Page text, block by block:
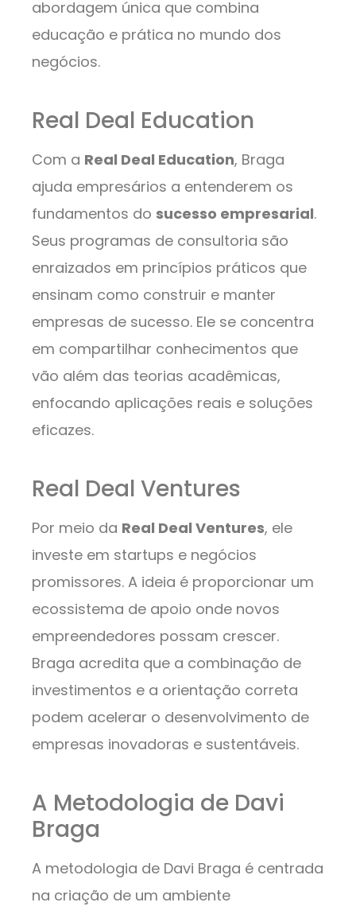
abordagem única que combina
educação e prática no mundo dos
negócios.
Real Deal Education
Com a Real Deal Education, Braga
ajuda empresários a entenderem os
fundamentos do sucesso empresarial.
Seus programas de consultoria são
enraizados em princípios práticos que
ensinam como construir e manter
empresas de sucesso. Ele se concentra
em compartilhar conhecimentos que
vão além das teorias acadêmicas,
enfocando aplicações reais e soluções
eficazes.
Real Deal Ventures
Por meio da Real Deal Ventures, ele
investe em startups e negócios
promissores. A ideia é proporcionar um
ecossistema de apoio onde novos
empreendedores possam crescer.
Braga acredita que a combinação de
investimentos e a orientação correta
podem acelerar o desenvolvimento de
empresas inovadoras e sustentáveis.
A Metodologia de Davi
Braga
A metodologia de Davi Braga é centrada
na criação de um ambiente